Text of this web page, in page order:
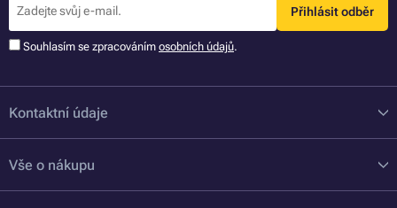
Přihlásit odběr
Souhlasím se zpracováním osobních údajů.
Kontaktní údaje
Vše o nákupu